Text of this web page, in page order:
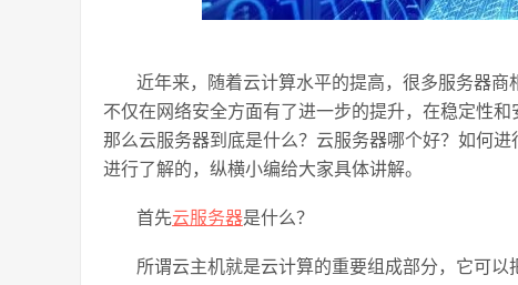
近年来，随着云计算水平的提高，很多服务器
不仅在网络安全方面有了进一步的提升，在稳定性
那么云服务器到底是什么？云服务器哪个好？如何
进行了解的，纵横小编给大家具体讲解。
首先云服务器是什么？
所谓云主机就是云计算的重要组成部分，它可